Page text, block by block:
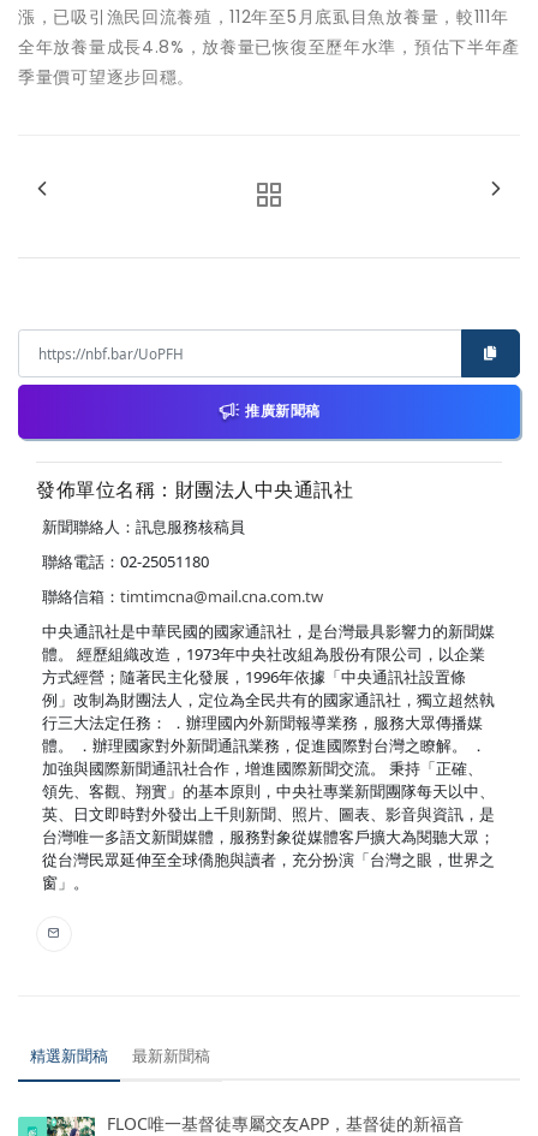
漲，已吸引漁民回流養殖，112年至5月底虱目魚放養量，較111年
全年放養量成長4.8%，放養量已恢復至歷年水準，預估下半年產
季量價可望逐步回穩。
推廣新聞稿
發佈單位名稱：財團法人中央通訊社
新聞聯絡人：訊息服務核稿員
聯絡電話：02-25051180
聯絡信箱： timtimcna@mail.cna.com.tw
中央通訊社是中華民國的國家通訊社，是台灣最具影響力的新聞媒
體。 經歷組織改造，1973年中央社改組為股份有限公司，以企業
方式經營；隨著民主化發展，1996年依據「中央通訊社設置條
例」改制為財團法人，定位為全民共有的國家通訊社，獨立超然執
行三大法定任務： ．辦理國內外新聞報導業務，服務大眾傳播媒
體。 ．辦理國家對外新聞通訊業務，促進國際對台灣之瞭解。 ．
加強與國際新聞通訊社合作，增進國際新聞交流。 秉持「正確、
領先、客觀、翔實」的基本原則，中央社專業新聞團隊每天以中、
英、日文即時對外發出上千則新聞、照片、圖表、影音與資訊，是
台灣唯一多語文新聞媒體，服務對象從媒體客戶擴大為閱聽大眾；
從台灣民眾延伸至全球僑胞與讀者，充分扮演「台灣之眼，世界之
窗」。
精選新聞稿 最新新聞稿
FLOC唯一基督徒專屬交友APP，基督徒的新福音